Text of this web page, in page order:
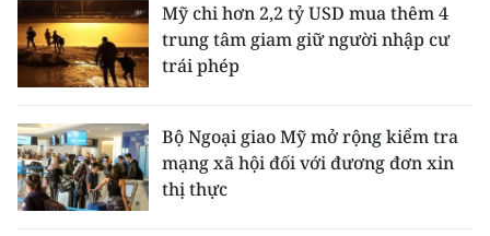
Mỹ chi hơn 2,2 tỷ USD mua thêm 4
trung tâm giam giữ người nhập cư
trái phép
Bộ Ngoại giao Mỹ mở rộng kiểm tra
mạng xã hội đối với đương đơn xin
thị thực